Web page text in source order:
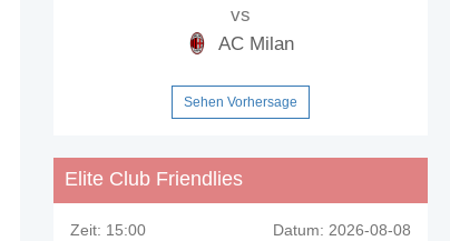
vs
AC Milan
Sehen Vorhersage
Elite Club Friendlies
Zeit: 15:00 Datum: 2026-08-08